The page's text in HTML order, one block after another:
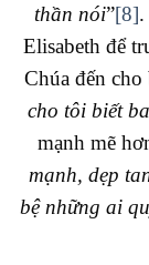
thần nói”[8]
Elisabeth để
Chúa đến cho
cho tôi biết
mạnh mẽ
mạnh, dẹp
bệ những ai